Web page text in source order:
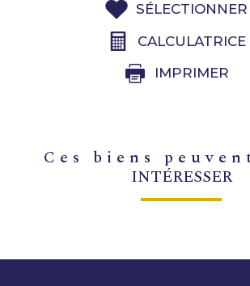
SÉLECTIONNER
CALCULATRICE
IMPRIMER
ces biens
INTÉRESSER